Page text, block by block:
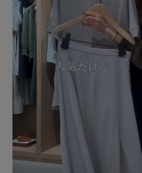
【素材感】
清涼感を身にまとうキレイめな素材
特殊な撚糸をして織り上げシワ感
心地の良い素材感、またクセにな
に仕上げています。
接触冷感、イージーケア、UVカ
機能付き
【着こなしポイント】
同素材のボトムに合わせてセット